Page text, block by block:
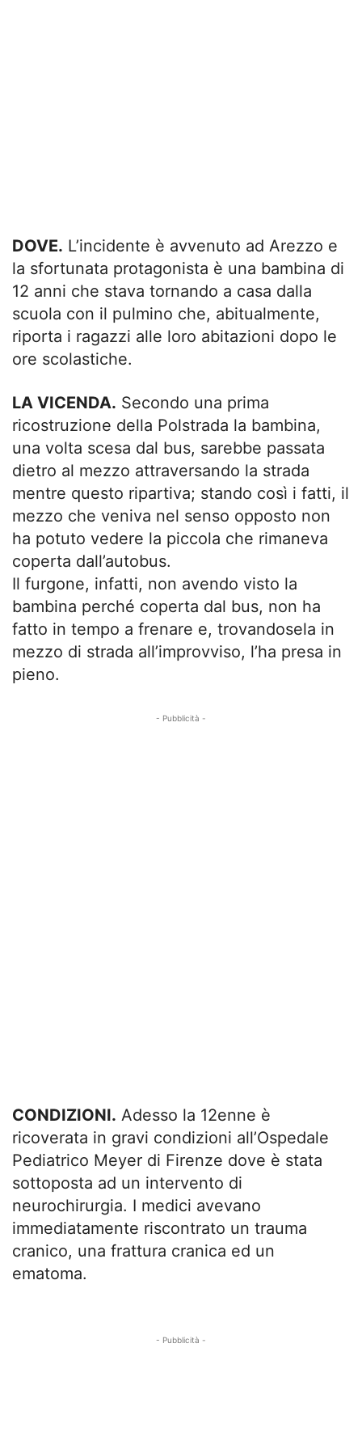
DOVE. L’incidente è avvenuto ad Arezzo e
la sfortunata protagonista è una bambina di
12 anni che stava tornando a casa dalla
scuola con il pulmino che, abitualmente,
riporta i ragazzi alle loro abitazioni dopo le
ore scolastiche.
LA VICENDA. Secondo una prima
ricostruzione della Polstrada la bambina,
una volta scesa dal bus, sarebbe passata
dietro al mezzo attraversando la strada
mentre questo ripartiva; stando così i fatti, il
mezzo che veniva nel senso opposto non
ha potuto vedere la piccola che rimaneva
coperta dall’autobus.
Il furgone, infatti, non avendo visto la
bambina perché coperta dal bus, non ha
fatto in tempo a frenare e, trovandosela in
mezzo di strada all’improvviso, l’ha presa in
pieno.
- Pubblicità -
CONDIZIONI. Adesso la 12enne è
ricoverata in gravi condizioni all’Ospedale
Pediatrico Meyer di Firenze dove è stata
sottoposta ad un intervento di
neurochirurgia. I medici avevano
immediatamente riscontrato un trauma
cranico, una frattura cranica ed un
ematoma.
- Pubblicità -